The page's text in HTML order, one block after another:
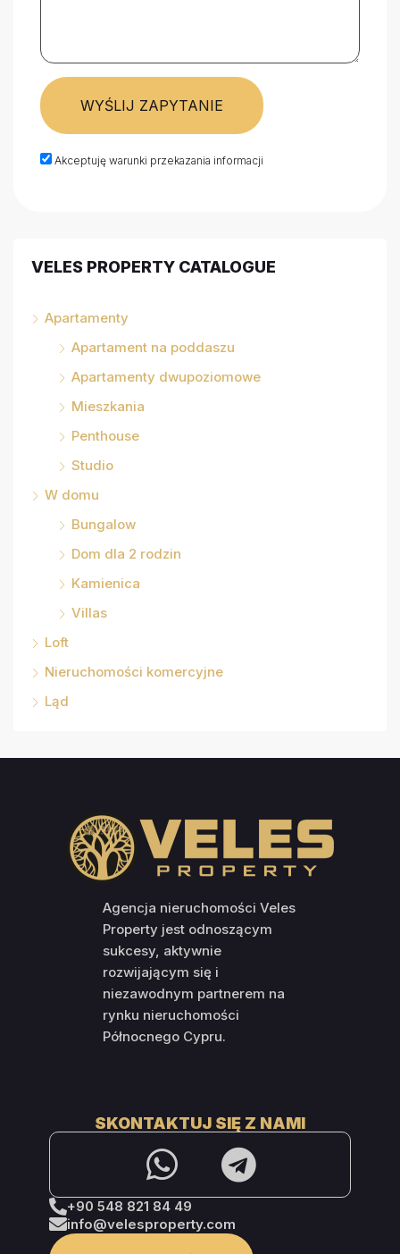
WYŚLIJ ZAPYTANIE
Akceptuję warunki przekazania informacji
VELES PROPERTY CATALOGUE
Apartamenty
Apartament na poddaszu
Apartamenty dwupoziomowe
Mieszkania
Penthouse
Studio
W domu
Bungalow
Dom dla 2 rodzin
Kamienica
Villas
Loft
Nieruchomości komercyjne
Ląd
Agencja nieruchomości Veles
Property jest odnoszącym
sukcesy, aktywnie
rozwijającym się i
niezawodnym partnerem na
rynku nieruchomości
Północnego Cypru.
SKONTAKTUJ SIĘ Z NAMI
+90 548 821 84 49
info@velesproperty.com